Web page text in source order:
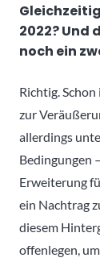
2022? Und
noch ein
Richtig.
zur
allerdings
Bedingungen
Erweiterung
ein Nachtrag
diesem
offenlegen,